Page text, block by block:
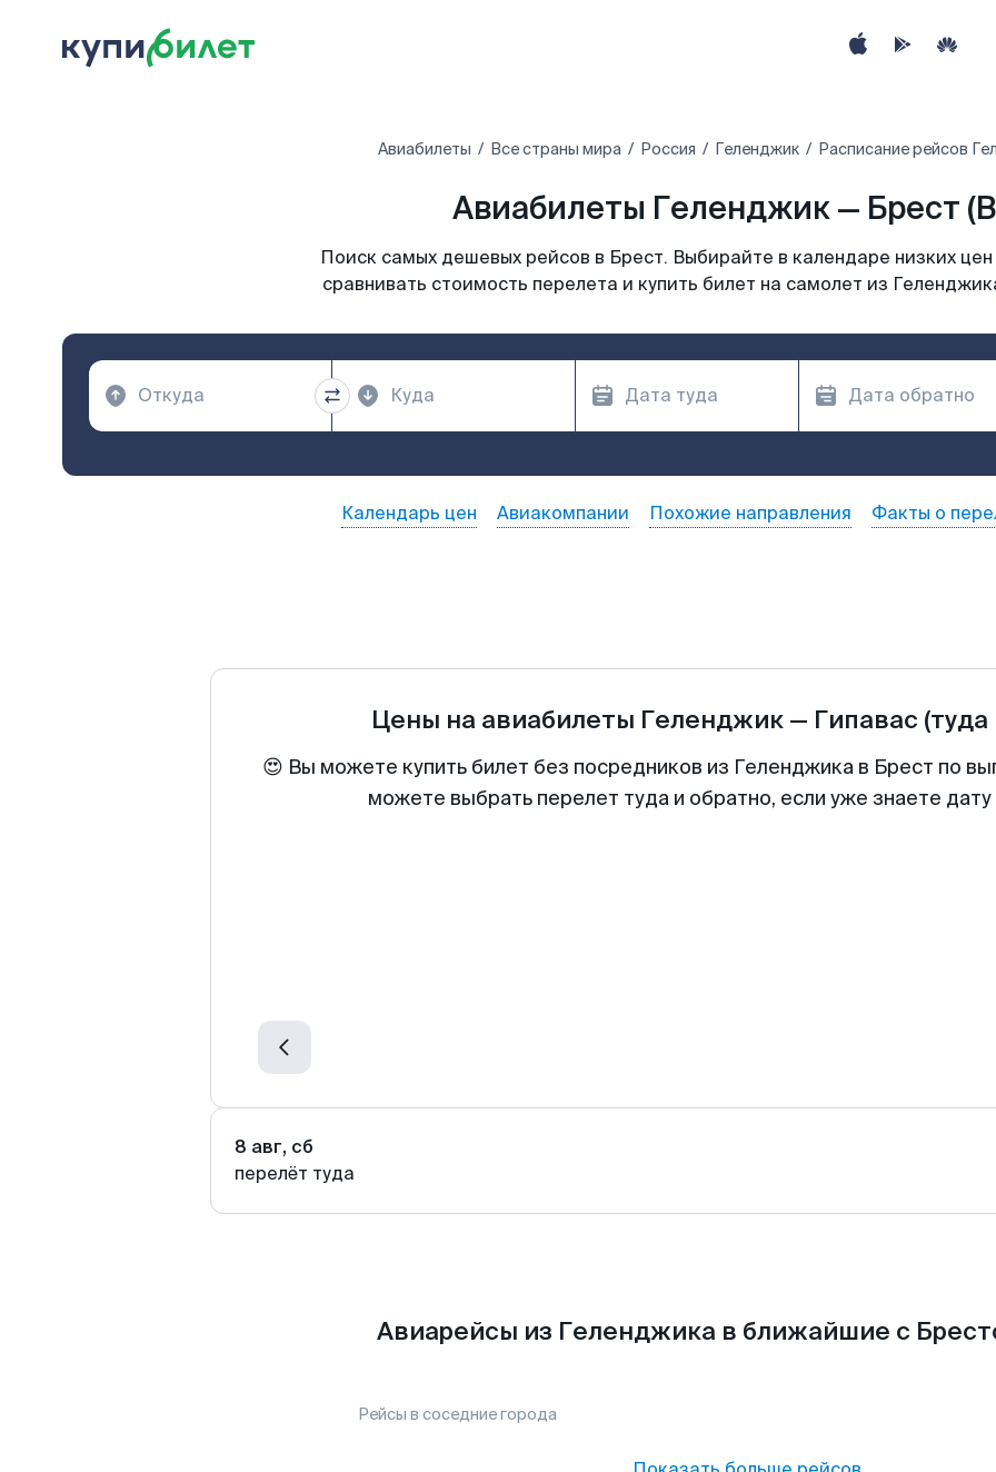
Авиабилеты Все страны мира Россия Геленджик Расписание рейсов
Авиабилеты Геленджик — Брест
Поиск самых дешевых рейсов в Брест. Выбирайте в календаре низких
сравнивать стоимость перелета и купить билет на самолет из
Календарь цен Авиакомпании Похожие направления Факты о
Цены на авиабилеты Геленджик — Гипавас (туда
😍 Вы можете купить билет без посредников из Геленджика в Брест по
можете выбрать перелет туда и обратно, если уже знаете
8 авг, сб
перелёт туда
Авиарейсы из Геленджика в ближайшие с
Рейсы в соседние города